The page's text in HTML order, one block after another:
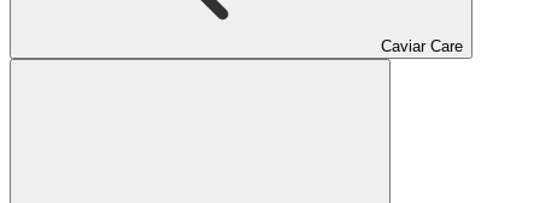
Caviar Care